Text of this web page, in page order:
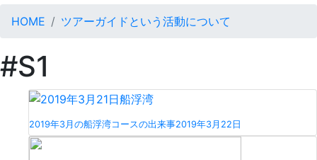
HOME ツアーガイドという活動について
#S1
2019年3月の船浮湾コースの出来事2019年3月22日